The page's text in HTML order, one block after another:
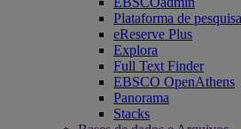
Plataforma de
eReserve Plus
Explora
Full Text Finder
EBSCO OpenAthens
Panorama
Stacks